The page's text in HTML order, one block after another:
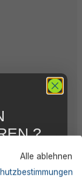
Alle ablehnen
?